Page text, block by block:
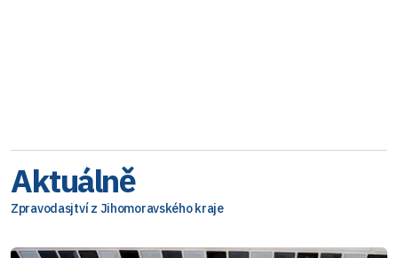
Aktuálně
Zpravodasjtví z Jihomoravského kraje